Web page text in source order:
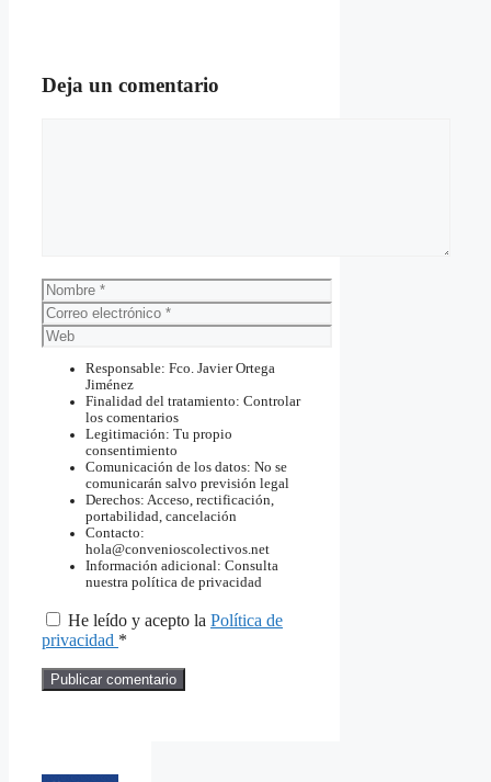
Deja un comentario
Nombre
Correo
electrónico
Web
Responsable: Fco. Javier Ortega
Jiménez
Finalidad del tratamiento: Controlar
los comentarios
Legitimación: Tu propio
consentimiento
Comunicación de los datos: No se
comunicarán salvo previsión legal
Derechos: Acceso, rectificación,
portabilidad, cancelación
Contacto:
hola@convenioscolectivos.net
Información adicional: Consulta
nuestra política de privacidad
He leído y acepto la Política de
privacidad *